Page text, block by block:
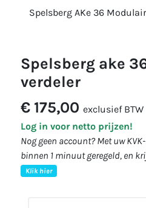
Spelsberg AKe 36
spelsberg ake 36 modulaire
verdeler
€ 175,00 exclusief BTW
Log in voor netto prijzen!
Nog geen account? Met uw
binnen 1 minuut geregeld, en
Klik hier